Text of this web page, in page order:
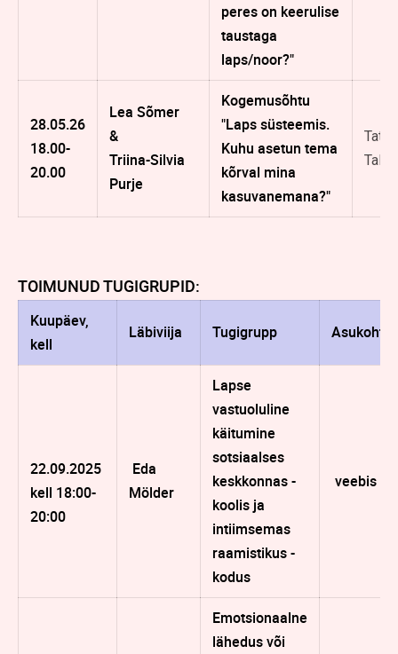
peres on keerulise
taustaga
laps/noor?"
28.05.26
18.00-
20.00
Lea Sõmer
&
Triina-Silvia
Purje
Kogemusõhtu
"Laps süsteemis.
Kuhu asetun tema
kõrval mina
kasuvanemana?"
TOIMUNUD TUGIGRUPID:
Kuupäev,
kell
Läbiviija Tugigrupp Asukoht
22.09.2025
kell 18:00-
20:00
Eda
Mölder
Lapse
vastuoluline
käitumine
sotsiaalses
keskkonnas -
koolis ja
intiimsemas
raamistikus -
kodus
veebis
Emotsionaalne
lähedus või